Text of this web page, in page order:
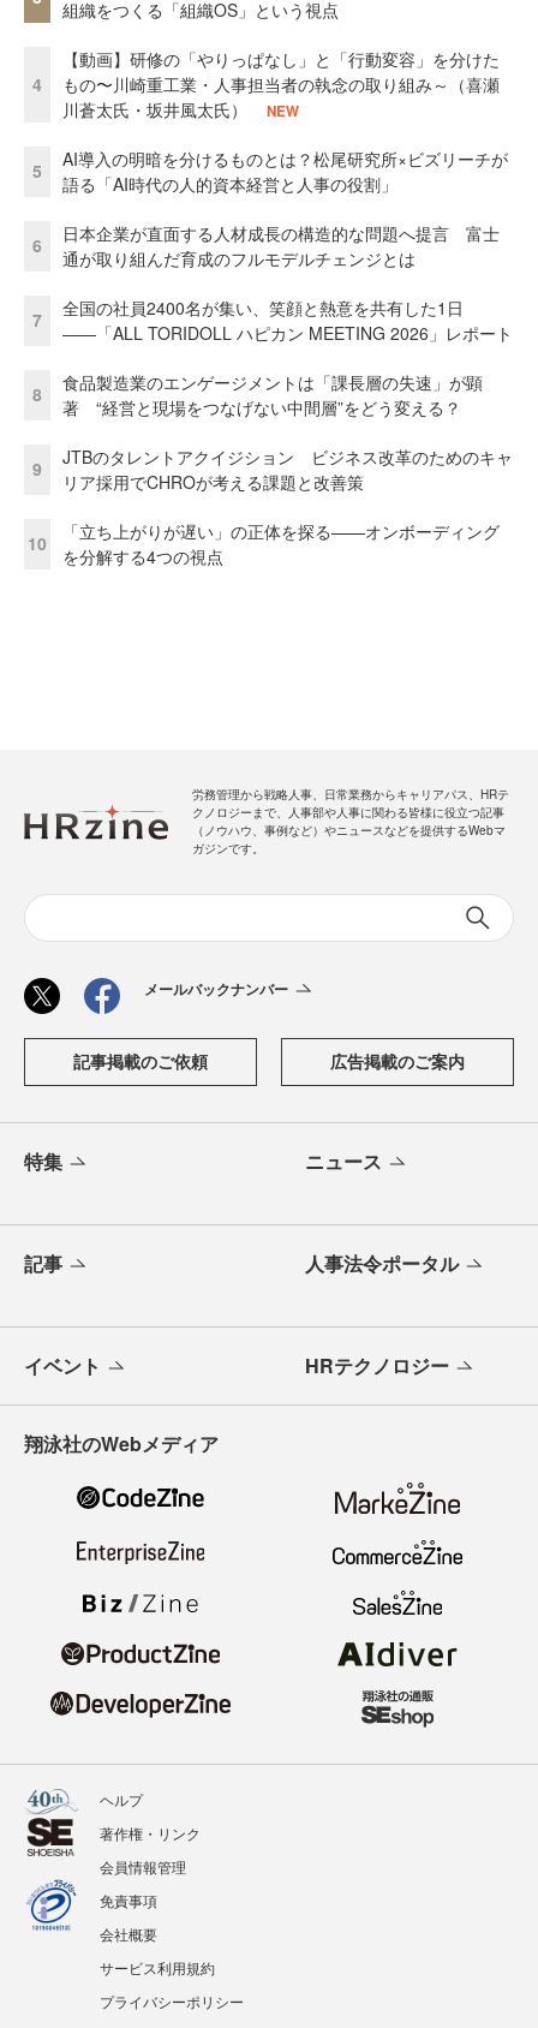
組織をつくる「組織OS」という視点
4
【動画】研修の「やりっぱなし」と「行動変容」を分けた
もの〜川崎重工業・人事担当者の執念の取り組み～（喜瀬
川蒼太氏・坂井風太氏）
NEW
5
AI導入の明暗を分けるものとは？松尾研究所×ビズリーチが
語る「AI時代の人的資本経営と人事の役割」
6
日本企業が直面する人材成長の構造的な問題へ提言 富士
通が取り組んだ育成のフルモデルチェンジとは
7
全国の社員2400名が集い、笑顔と熱意を共有した1日
――「ALL TORIDOLL ハピカン MEETING 2026」レポート
8
食品製造業のエンゲージメントは「課長層の失速」が顕
著 “経営と現場をつなげない中間層”をどう変える？
9
JTBのタレントアクイジション ビジネス改革のためのキャ
リア採用でCHROが考える課題と改善策
10
「立ち上がりが遅い」の正体を探る——オンボーディング
を分解する4つの視点
労務管理から戦略人事、日常業務からキャリアパス、HRテ
クノロジーまで、人事部や人事に関わる皆様に役立つ記事
（ノウハウ、事例など）やニュースなどを提供するWebマ
ガジンです。
メールバックナンバー
記事掲載のご依頼 広告掲載のご案内
特集 ニュース
記事 人事法令ポータル
イベント HRテクノロジー
翔泳社のWebメディア
ヘルプ
著作権・リンク
会員情報管理
免責事項
会社概要
サービス利用規約
プライバシーポリシー